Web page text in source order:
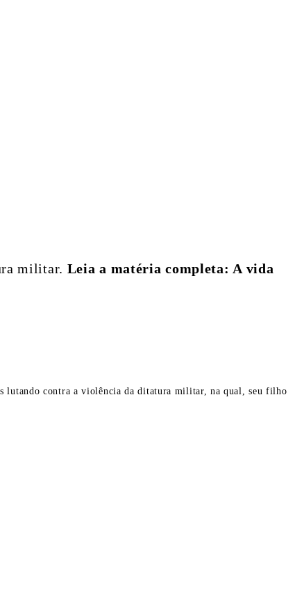
militar. Leia a matéria completa: A vida
lutando contra a violência da ditatura militar, na qual, seu filho